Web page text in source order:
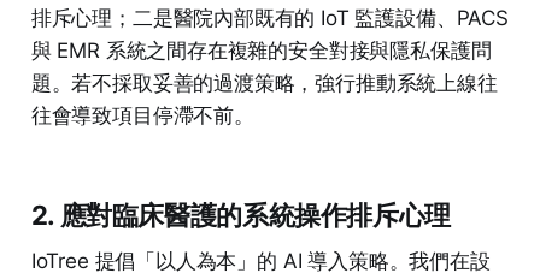
排斥心理；二是醫院內部既有的 IoT 監護設備、PACS
與 EMR 系統之間存在複雜的安全對接與隱私保護問
題。若不採取妥善的過渡策略，強行推動系統上線往
往會導致項目停滯不前。
2. 應對臨床醫護的系統操作排斥心理
IoTree 提倡「以人為本」的 AI 導入策略。我們在設